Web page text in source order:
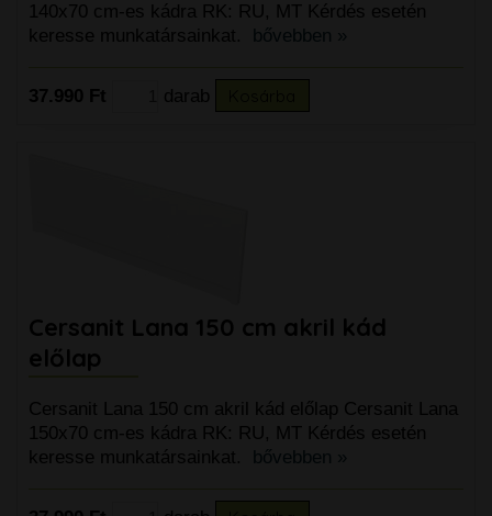
140x70 cm-es kádra RK: RU, MT Kérdés esetén
keresse munkatársainkat.
bővebben »
37.990 Ft darab
Cersanit Lana 150 cm akril kád
előlap
Cersanit Lana 150 cm akril kád előlap Cersanit Lana
150x70 cm-es kádra RK: RU, MT Kérdés esetén
keresse munkatársainkat.
bővebben »